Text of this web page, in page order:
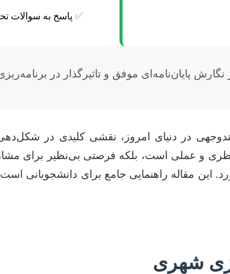
✅ پاسخ به سوالات
پایان‌نامه‌ای موفق و تاثیرگذار در
در دنیای امروز، نقشی کلیدی در شکل‌دهی
و عملی است، بلکه فرصتی بی‌نظیر برای
این مقاله راهنمایی جامع برای دانشجویانی
شهری